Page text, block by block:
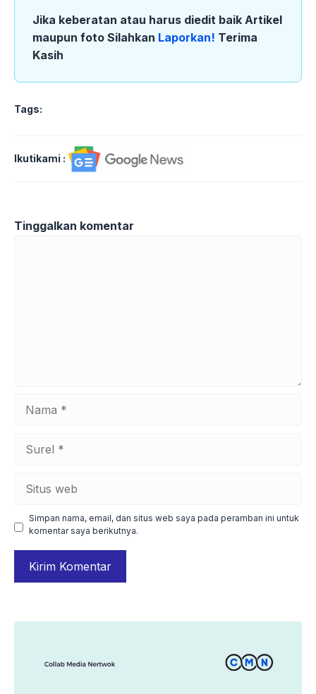
Jika keberatan atau harus diedit baik Artikel
maupun foto Silahkan Laporkan! Terima
Kasih
Tags:
Ikutikami :
Tinggalkan komentar
Simpan nama, email, dan situs web saya pada peramban ini untuk
komentar saya berikutnya.